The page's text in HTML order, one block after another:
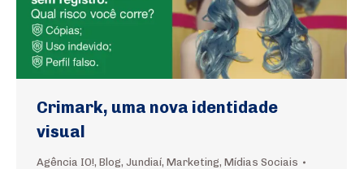
Crimark, uma nova identidade
visual
Agência IO!, Blog, Jundiaí, Marketing, Mídias Sociais